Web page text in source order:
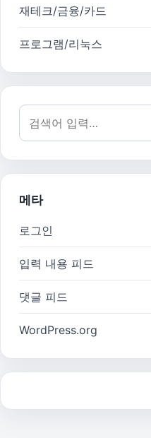
재테크/금융/카드
프로그램/리눅스
검색어:
메타
로그인
입력 내용 피드
댓글 피드
WordPress.org